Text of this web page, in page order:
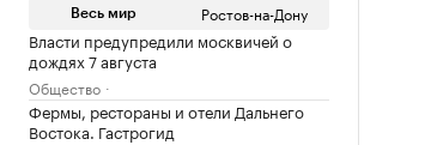
Весь мир Ростов-на-Дону
Власти предупредили москвичей о
дождях 7 августа
Общество
Фермы, рестораны и отели Дальнего
Востока. Гастрогид